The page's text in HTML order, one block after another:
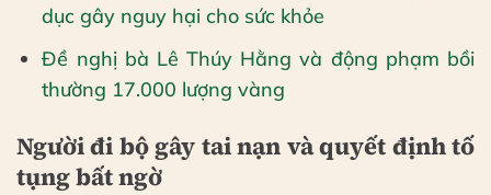
dục gây nguy hại cho sức khỏe
Đề nghị bà Lê Thúy Hằng và động phạm bồi
thường 17.000 lượng vàng
Người đi bộ gây tai nạn và quyết định tố
tụng bất ngờ